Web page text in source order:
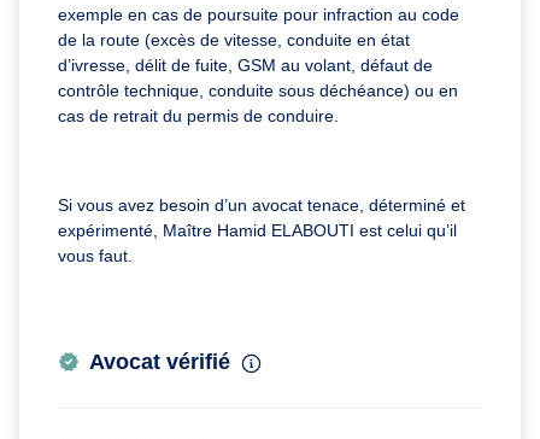
exemple en cas de poursuite pour infraction au code
de la route (excès de vitesse, conduite en état
d’ivresse, délit de fuite, GSM au volant, défaut de
contrôle technique, conduite sous déchéance) ou en
cas de retrait du permis de conduire.
Si vous avez besoin d’un avocat tenace, déterminé et
expérimenté, Maître Hamid ELABOUTI est celui qu’il
vous faut.
Avocat vérifié